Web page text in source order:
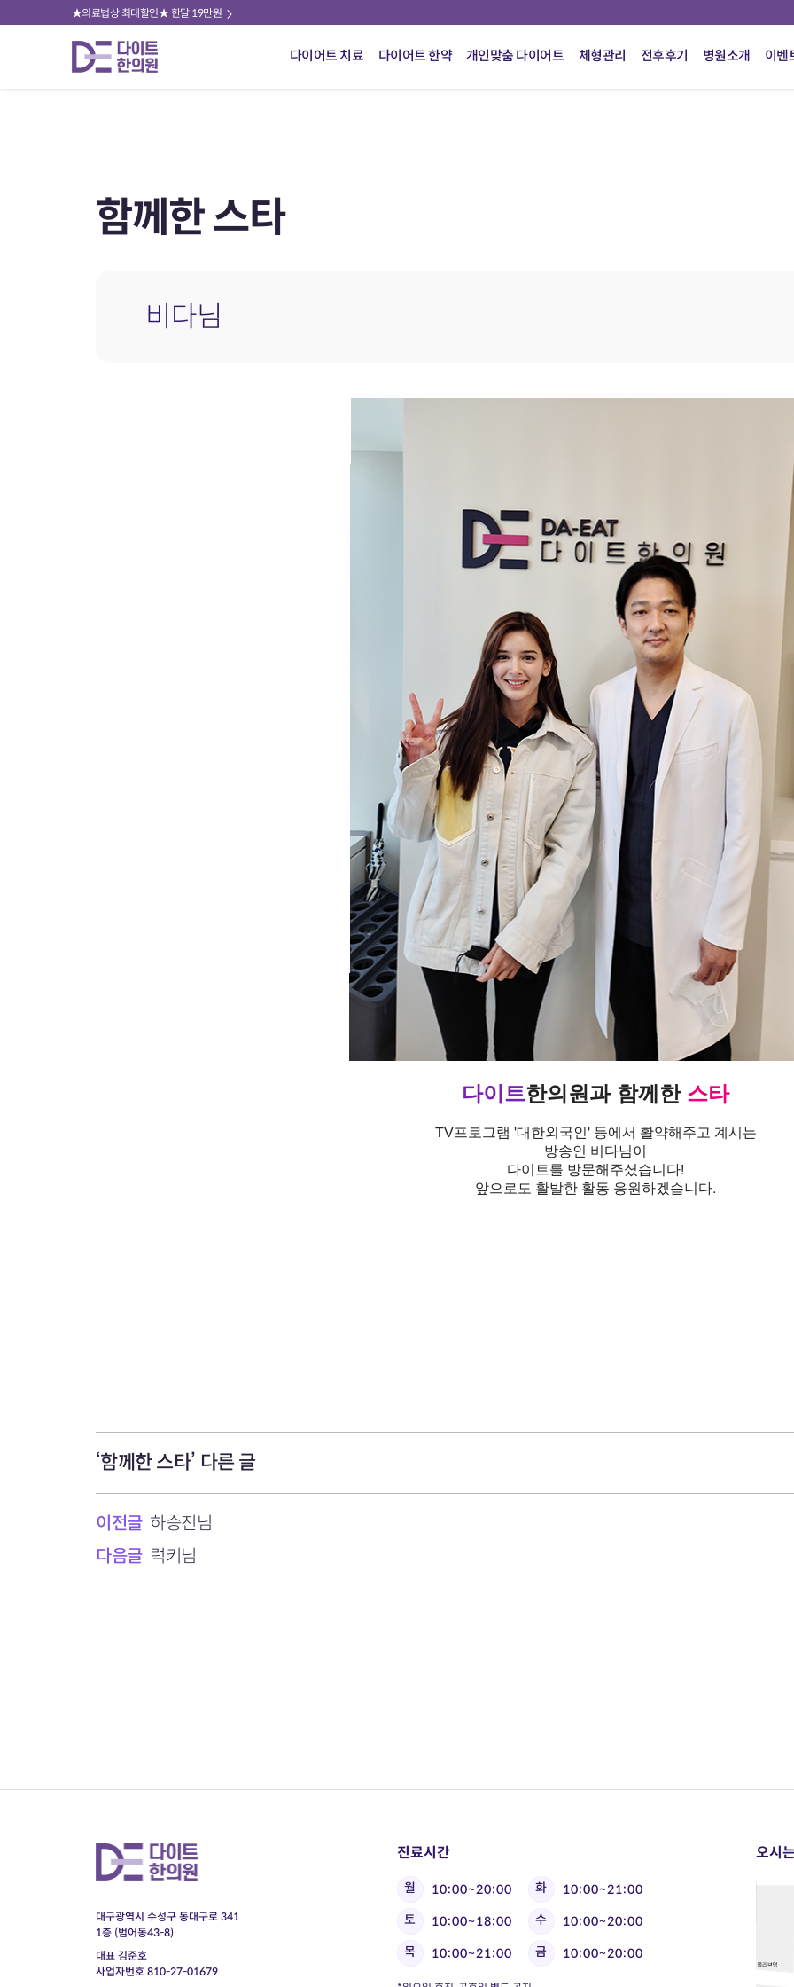
★의료법상 최대할인★ 한달 19만원
다이어트 치료 다이어트 한약 개인맞춤 다이어트 체형관리 전후후기 병원소개 이벤
함께한 스타
비다님
다이트한의원과 함께한 스타
TV프로그램 '대한외국인' 등에서 활약해주고 계시는
방송인 비다님이
다이트를 방문해주셨습니다!
앞으로도 활발한 활동 응원하겠습니다.
‘함께한 스타’ 다른 글
이전글 하승진님
다음글 럭키님
대구광역시 수성구 동대구로 341
1층 (범어동43-8)
대표 김준호
사업자번호 810-27-01679
진료시간
월 10:00~20:00 화
10:00~21:00
토
10:00~18:00 수
10:00~20:00
목
10:00~21:00 금 10:00~20:00
오시